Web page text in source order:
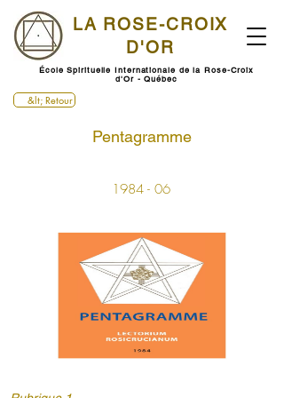
LA ROSE-CROIX
D'OR
École Spirituelle Internationale de la Rose-Croix
d'Or - Québec
&lt; Retour
Pentagramme
1984 - 06